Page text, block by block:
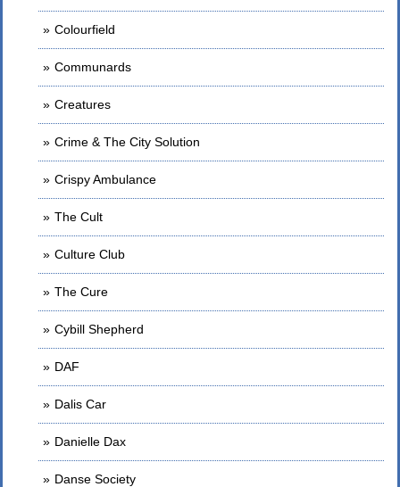
Colourfield
Communards
Creatures
Crime & The City Solution
Crispy Ambulance
The Cult
Culture Club
The Cure
Cybill Shepherd
DAF
Dalis Car
Danielle Dax
Danse Society